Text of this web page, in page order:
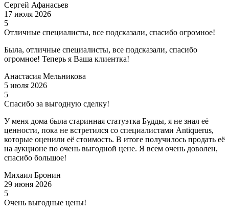
Сергей Афанасьев
17 июля 2026
5
Отличные специалисты, все подсказали, спасибо огромное!
Была, отличные специалисты, все подсказали, спасибо
огромное! Теперь я Ваша клиентка!
Анастасия Мельникова
5 июля 2026
5
Спасибо за выгодную сделку!
У меня дома была старинная статуэтка Будды, я не знал её
ценности, пока не встретился со специалистами Antiquerus,
которые оценили её стоимость. В итоге получилось продать её
на аукционе по очень выгодной цене. Я всем очень доволен,
спасибо большое!
Михаил Бронин
29 июня 2026
5
Очень выгодные цены!